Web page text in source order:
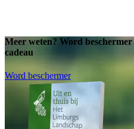
Meer weten? Word
cadeau
Word beschermer